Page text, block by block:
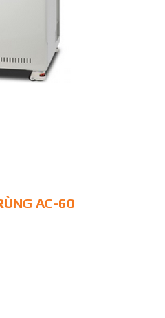
AC-60